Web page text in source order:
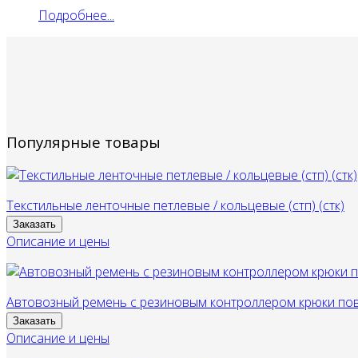
Подробнее...
Популярные товары
Текстильные ленточные петлевые / кольцевые (стп) (стк)
Заказать
Описание и цены
Автовозный ремень с резиновым контроллером крюки
Заказать
Описание и цены